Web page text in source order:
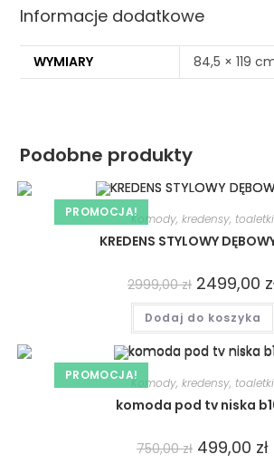
Informacje dodatkowe
WYMIARY 84,5 × 119
Podobne produkty
PROMOCJA!Komody, kredensy, toaletki
KREDENS STYLOWY
2999,00zł 2499,00
Dodaj do koszyka
PROMOCJA!Komody, kredensy, toaletki
komoda pod tv niska
750,00zł 499,00 zł